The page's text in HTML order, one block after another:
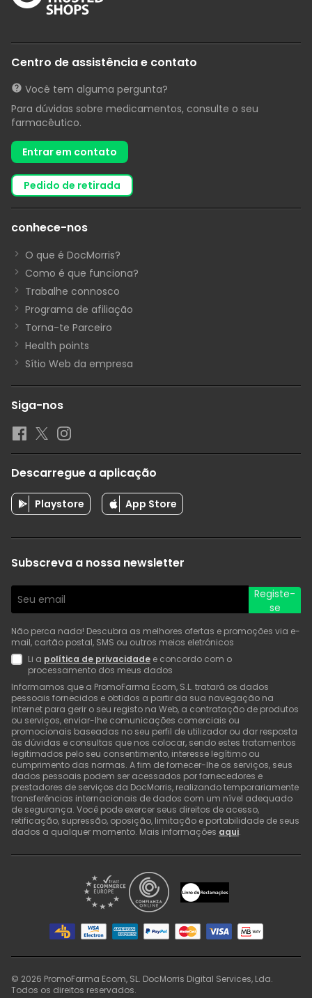
Centro de assistência e contato
Você tem alguma pergunta?
Para dúvidas sobre medicamentos, consulte o seu
farmacêutico.
Entrar em contato
pedido de retirada
conhece-nos
O que é DocMorris?
Como é que funciona?
Trabalhe connosco
Programa de afiliação
Torna-te Parceiro
Health points
Sítio Web da empresa
Siga-nos
Descarregue a aplicação
Playstore App Store
Subscreva a nossa newsletter
Registe-
se
Não perca nada! Descubra as melhores ofertas e promoções via e-
mail, cartão postal, SMS ou outros meios eletrónicos
Li a política de privacidade e concordo com o
processamento dos meus dados
Informamos que a PromoFarma Ecom, S.L. tratará os dados
pessoais fornecidos e obtidos a partir da sua navegação na
Internet para gerir o seu registo na Web, a contratação de produtos
ou serviços, enviar-lhe comunicações comerciais ou
promocionais baseadas no seu perfil de utilizador ou dar resposta
às dúvidas e consultas que nos colocar, sendo estes tratamentos
legitimados pelo seu consentimento, interesse legítimo ou
cumprimento das normas. A fim de fornecer-lhe os serviços, seus
dados pessoais podem ser acessados por fornecedores e
prestadores de serviços da DocMorris, realizando temporariamente
transferências internacionais de dados com um nível adequado
de segurança. Você pode exercer seus direitos de acesso,
retificação, supressão, oposição, limitação e portabilidade de seus
dados a qualquer momento. Mais informações aqui.
© 2026 PromoFarma Ecom, SL. DocMorris Digital Services, Lda.
Todos os direitos reservados.